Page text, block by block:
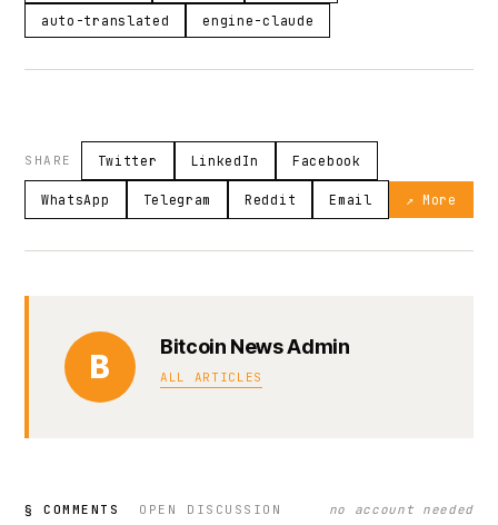
auto-translated engine-claude
SHARE Twitter LinkedIn Facebook
WhatsApp Telegram Reddit Email ↗ More
B
Bitcoin News Admin
ALL ARTICLES
§ COMMENTS OPEN DISCUSSION no account needed